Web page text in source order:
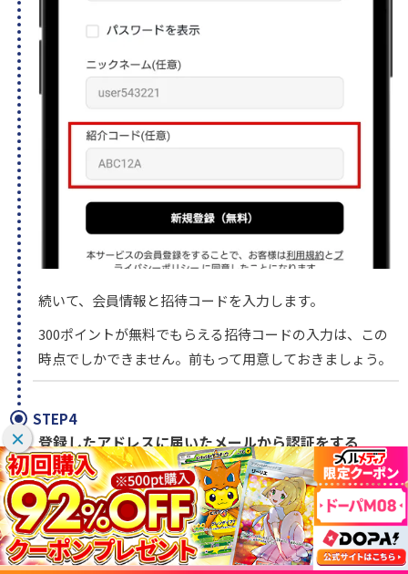
続いて、会員情報と招待コードを入力します。
300ポイントが無料でもらえる招待コードの入力は、この
時点でしかできません。前もって用意しておきましょう。
STEP4
登録したアドレスに届いたメールから認証をする